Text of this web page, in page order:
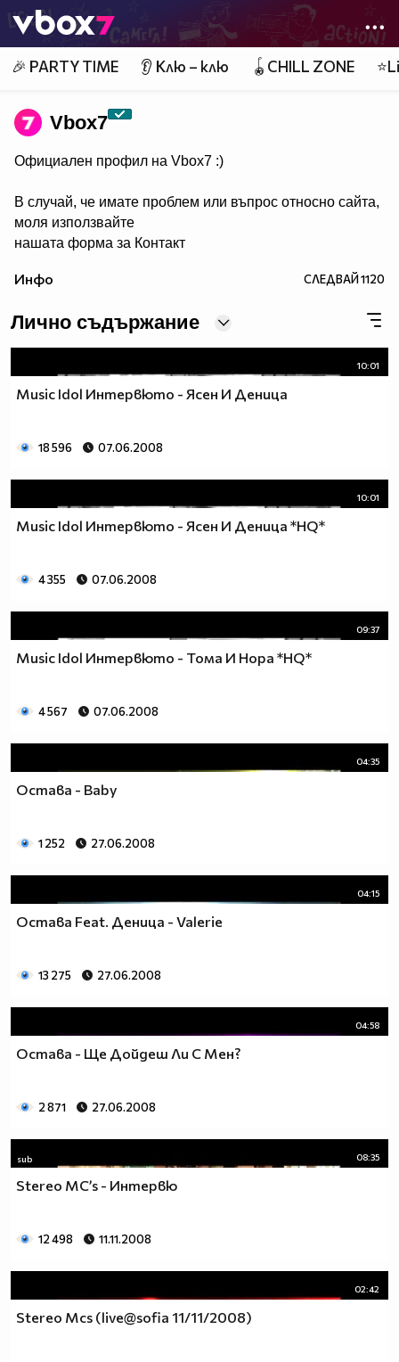
👾
🎉 PARTY TIME 👂 Клю – клю 🪀CHILL ZONE
Vbоx7
Официален профил на Vbox7 :)
В случай, че имате проблем или въпрос относно сайта,
моля използвайте
нашата форма за Контакт
Инфо СЛЕДВАЙ1120
Лично съдържание
10:01
Мusic Idol Интервюто - Ясен И Деница
18 596 07.06.2008
10:01
Music Idol Интервюто - Ясен И Деница *HQ*
4 355 07.06.2008
09:37
Music Idol Интервюто - Тома И Нора *HQ*
4 567 07.06.2008
04:35
Остава - Baby
1 252 27.06.2008
04:15
Остава Feat. Деница - Valerie
13 275 27.06.2008
04:58
Остава - Ще Дойдеш Ли С Мен?
2 871 27.06.2008
sub 08:35
Stereo MC’s - Интервю
12 498 11.11.2008
02:42
Stereo Mcs (live@sofia 11/11/2008)